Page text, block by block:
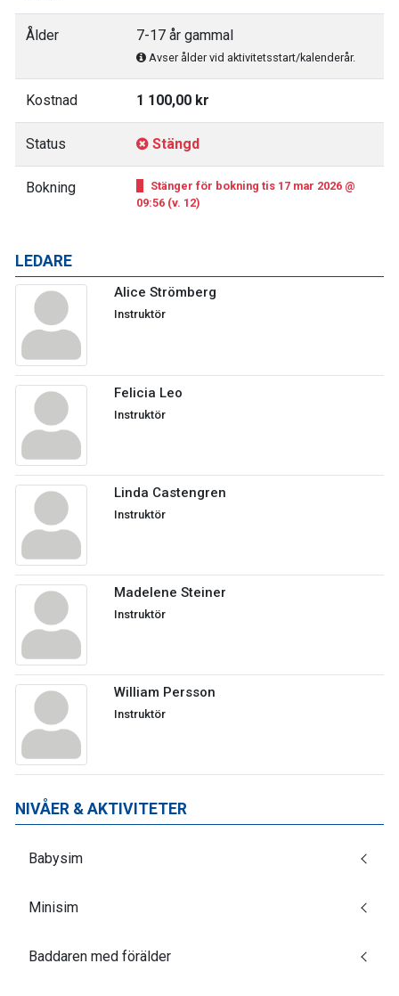
LEDARE
Alice Strömberg
Instruktör
Felicia Leo
Instruktör
Linda Castengren
Instruktör
Madelene Steiner
Instruktör
William Persson
Instruktör
Ålder 7-17 år gammal
Avser ålder vid aktivitetsstart/kalenderår.
Kostnad 1 100,00 kr
Status Stängd
Bokning
Stänger för bokning tis 17 mar 2026 @
09:56 (v. 12)
NIVÅER & AKTIVITETER
Babysim
Minisim
Baddaren med förälder